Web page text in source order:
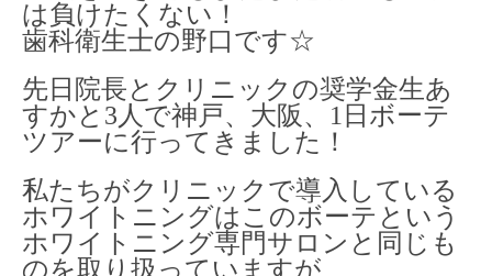
は負けたくない！
歯科衛生士の野口です☆
先日院長とクリニックの奨学金生あ
すかと3人で神戸、大阪、1日ボーテ
ツアーに行ってきました！
私たちがクリニックで導入している
ホワイトニングはこのボーテという
ホワイトニング専門サロンと同じも
のを取り扱っていますが